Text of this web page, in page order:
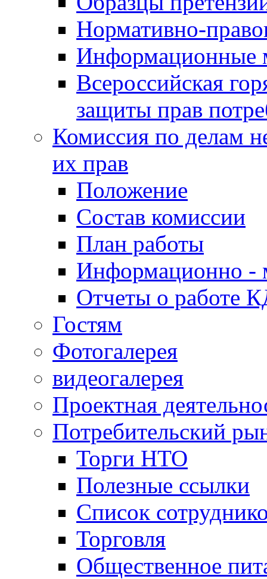
Нормативно-
Информационные
Всероссийская
защиты прав
Комиссия по делам
их прав
Положение
Состав комиссии
План работы
Информационно -
Отчеты о работе
Гостям
Фотогалерея
видеогалерея
Проектная
Потребительский
Торги НТО
Полезные ссылки
Список
Торговля
Общественное